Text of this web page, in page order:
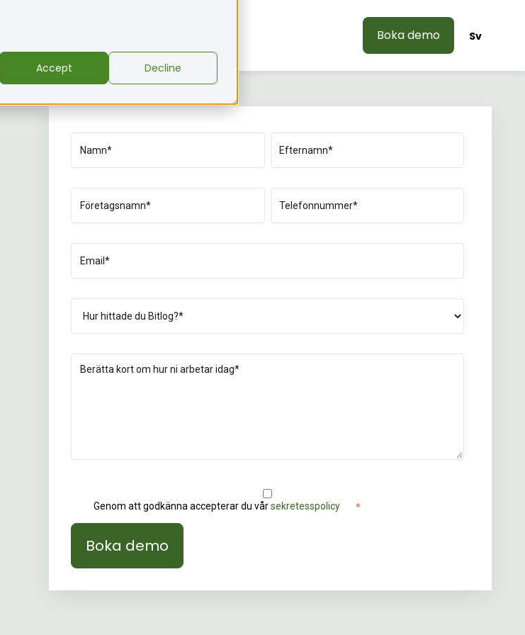
Accept Decline
Boka demo Sv
Genom att godkänna accepterar du vårsekretesspolicy *